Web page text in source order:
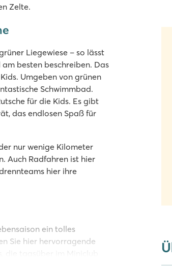
Zelte.
Liegewiese – so lässt
besten beschreiben. Das
Umgeben von grünen
Schwimmbad.
für die Kids. Es gibt
das endlosen Spaß für
nur wenige Kilometer
Auch Radfahren ist hier
hier ihre
ein tolles
Sie hier hervorragende